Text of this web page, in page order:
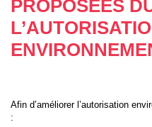
PROPOSÉES
Afin d’améliorer l’autorisation
: